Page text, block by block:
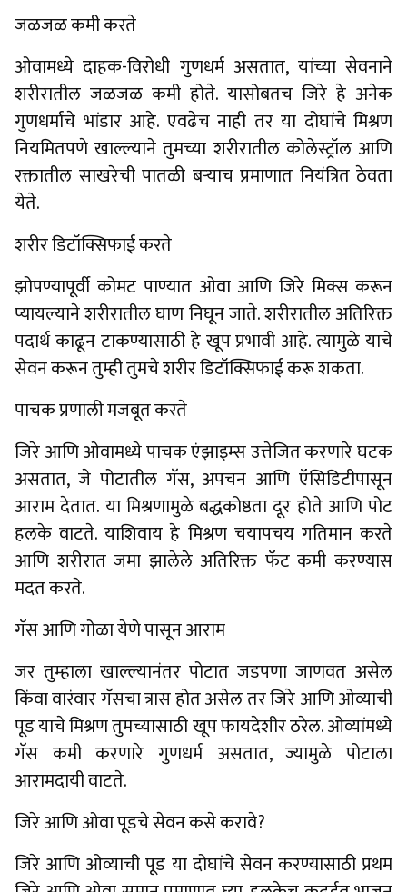
जळजळ कमी करते
ओवामध्ये दाहक-विरोधी गुणधर्म असतात, यांच्या सेवनाने
शरीरातील जळजळ कमी होते. यासोबतच जिरे हे अनेक
गुणधर्मांचे भांडार आहे. एवढेच नाही तर या दोघांचे मिश्रण
नियमितपणे खाल्ल्याने तुमच्या शरीरातील कोलेस्ट्रॉल आणि
रक्तातील साखरेची पातळी बऱ्याच प्रमाणात नियंत्रित ठेवता
येते.
शरीर डिटॉक्सिफाई करते
झोपण्यापूर्वी कोमट पाण्यात ओवा आणि जिरे मिक्स करून
प्यायल्याने शरीरातील घाण निघून जाते. शरीरातील अतिरिक्त
पदार्थ काढून टाकण्यासाठी हे खूप प्रभावी आहे. त्यामुळे याचे
सेवन करून तुम्ही तुमचे शरीर डिटॉक्सिफाई करू शकता.
पाचक प्रणाली मजबूत करते
जिरे आणि ओवामध्ये पाचक एंझाइम्स उत्तेजित करणारे घटक
असतात, जे पोटातील गॅस, अपचन आणि ऍसिडिटीपासून
आराम देतात. या मिश्रणामुळे बद्धकोष्ठता दूर होते आणि पोट
हलके वाटते. याशिवाय हे मिश्रण चयापचय गतिमान करते
आणि शरीरात जमा झालेले अतिरिक्त फॅट कमी करण्यास
मदत करते.
गॅस आणि गोळा येणे पासून आराम
जर तुम्हाला खाल्ल्यानंतर पोटात जडपणा जाणवत असेल
किंवा वारंवार गॅसचा त्रास होत असेल तर जिरे आणि ओव्याची
पूड याचे मिश्रण तुमच्यासाठी खूप फायदेशीर ठरेल. ओव्यांमध्ये
गॅस कमी करणारे गुणधर्म असतात, ज्यामुळे पोटाला
आरामदायी वाटते.
जिरे आणि ओवा पूडचे सेवन कसे करावे?
जिरे आणि ओव्याची पूड या दोघांचे सेवन करण्यासाठी प्रथम